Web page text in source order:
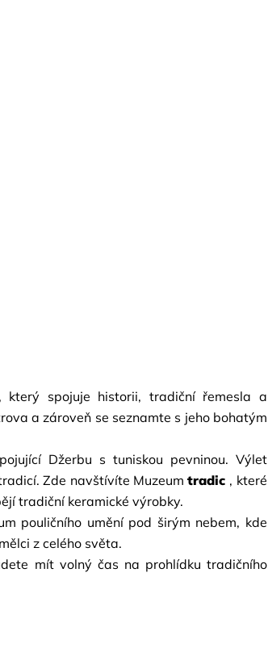
který spojuje historii, tradiční řemesla a
a zároveň se seznamte s jeho bohatým
Džerbu s tuniskou pevninou. Výlet
Zde navštívíte Muzeum tradic , které
tradiční keramické výrobky.
pouličního umění pod širým nebem, kde
z celého světa.
mít volný čas na prohlídku tradičního